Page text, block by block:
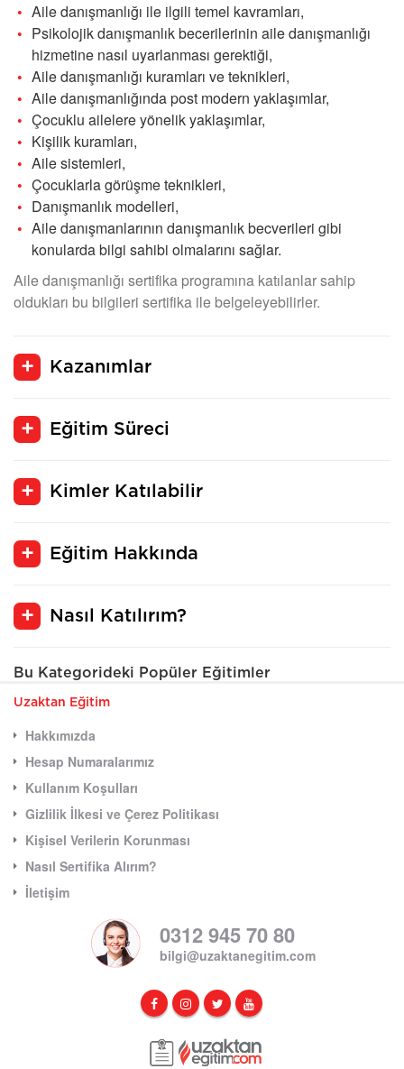
Aile danışmanlığı ile ilgili temel kavramları,
Psikolojik danışmanlık becerilerinin aile danışmanlığı
hizmetine nasıl uyarlanması gerektiği,
Aile danışmanlığı kuramları ve teknikleri,
Aile danışmanlığında post modern yaklaşımlar,
Çocuklu ailelere yönelik yaklaşımlar,
Kişilik kuramları,
Aile sistemleri,
Çocuklarla görüşme teknikleri,
Danışmanlık modelleri,
Aile danışmanlarının danışmanlık becverileri gibi
konularda bilgi sahibi olmalarını sağlar.
Aile danışmanlığı sertifika programına katılanlar sahip
oldukları bu bilgileri sertifika ile belgeleyebilirler.
Kazanımlar
Eğitim Süreci
Kimler Katılabilir
Eğitim Hakkında
Nasıl Katılırım?
Bu Kategorideki Popüler Eğitimler
Uzaktan Eğitim
Hakkımızda
Hesap Numaralarımız
Kullanım Koşulları
Gizlilik İlkesi ve Çerez Politikası
Kişisel Verilerin Korunması
Nasıl Sertifika Alırım?
İletişim
0312 945 70 80
bilgi@uzaktanegitim.com